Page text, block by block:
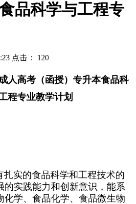
品科学与工程专
点击： 120
人高考（函授）专升本食品科
程专业教学计划
扎实的食品科学和工程技术的
的实践能力和创新意识，能系
化学、食品化学、食品微生物